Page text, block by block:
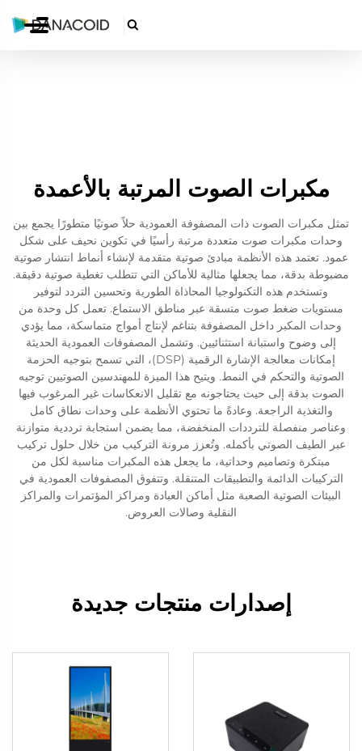

مكبرات الصوت المرتبة بالأعمدة
تمثل مكبرات الصوت ذات المصفوفة العمودية حلاً صوتيًا متطورًا يجمع بين
وحدات مكبرات صوت متعددة مرتبة رأسيًا في تكوين نحيف على شكل
عمود. تعتمد هذه الأنظمة مبادئ صوتية متقدمة لإنشاء أنماط انتشار صوتية
مضبوطة بدقة، مما يجعلها مثالية للأماكن التي تتطلب تغطية صوتية دقيقة.
وتستخدم هذه التكنولوجيا المحاذاة الطورية وتحسين التردد لتوفير
مستويات ضغط صوت متسقة عبر مناطق الاستماع. تعمل كل وحدة من
وحدات المكبر داخل المصفوفة بتناغم لإنتاج أمواج متماسكة، مما يؤدي
إلى وضوح واستبانة استثنائيين. وتشمل المصفوفات العمودية الحديثة
إمكانات معالجة الإشارة الرقمية (DSP)، التي تسمح بتوجيه الحزمة
الصوتية والتحكم في النمط. ويتيح هذا الميزة للمهندسين الصوتيين توجيه
الصوت بدقة إلى حيث يحتاجونه مع تقليل الانعكاسات غير المرغوب فيها
والتغذية الراجعة. وعادةً ما تحتوي الأنظمة على وحدات نطاق كامل
وعناصر منفصلة للترددات المنخفضة، مما يضمن استجابة ترددية متوازنة
عبر الطيف الصوتي بأكمله. وتُعزز مرونة التركيب من خلال حلول تركيب
مبتكرة وتصاميم وحداتية، ما يجعل هذه المكبرات مناسبة لكل من
التركيبات الدائمة والتطبيقات المتنقلة. وتتفوق المصفوفات العمودية في
البيئات الصوتية الصعبة مثل أماكن العبادة ومراكز المؤتمرات والمراكز
النقلية وصالات العروض.
إصدارات منتجات جديدة